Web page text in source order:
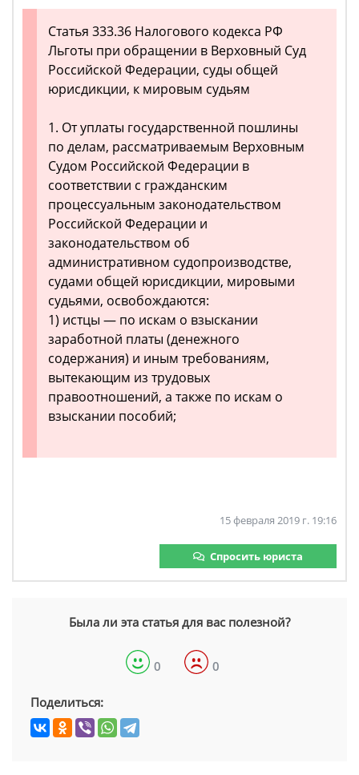
Статья 333.36 Налогового кодекса РФ
Льготы при обращении в Верховный Суд
Российской Федерации, суды общей
юрисдикции, к мировым судьям
1. От уплаты государственной пошлины
по делам, рассматриваемым Верховным
Судом Российской Федерации в
соответствии с гражданским
процессуальным законодательством
Российской Федерации и
законодательством об
административном судопроизводстве,
судами общей юрисдикции, мировыми
судьями, освобождаются:
1) истцы — по искам о взыскании
заработной платы (денежного
содержания) и иным требованиям,
вытекающим из трудовых
правоотношений, а также по искам о
взыскании пособий;
15 февраля 2019 г. 19:16
Спросить юриста
Была ли эта статья для вас полезной?
0 0
Поделиться: